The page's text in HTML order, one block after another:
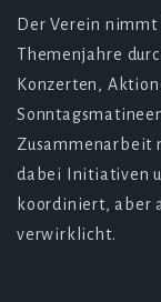
Der Verein
Themenjahre
Konzerten,
Zusammenarbeit
dabei Initiativen
koordiniert, aber
verwirklicht.